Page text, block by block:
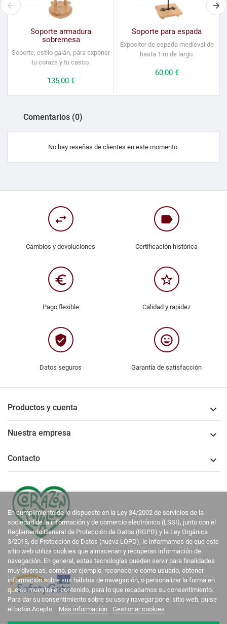
Soporte armadura
sobremesa
Soporte, estilo galán, para exponer
tu coraza y tu casco.
Precio
135,00 €
Soporte para espada
Expositor de espada medieval de
hasta 1 m de largo.
Precio
60,00 €
Comentarios (0)
No hay reseñas de clientes en este momento.
swap_horiz
Cambios y devoluciones
label
Certificación histórica
euro_symbol
Pago flexible
star_border
Calidad y rapidez
verified_user
Datos seguros
sentiment_very_satisfied
Garantía de satisfacción
Productos y cuenta 
Nuestra empresa 
Contacto 
En cumplimiento de lo dispuesto en la Ley 34/2002 de servicios de la
sociedad de la información y de comercio electrónico (LSSI), junto con el
Reglamento General de Protección de Datos (RGPD) y la Ley Orgánica
3/2018, de Protección de Datos (nueva LOPD), le informamos de que este
sitio web utiliza cookies que almacenan y recuperan información de
navegación. En general, estas tecnologías pueden servir para finalidades
muy diversas, como, por ejemplo, reconocerle como usuario, obtener
información sobre sus hábitos de navegación, o personalizar la forma en
que se muestra el contenido, para lo que recabamos su consentimiento.
Para dar su consentimiento sobre su uso y navegar por el sitio web, pulse
el botón Acepto.
Más información Gestionar cookies